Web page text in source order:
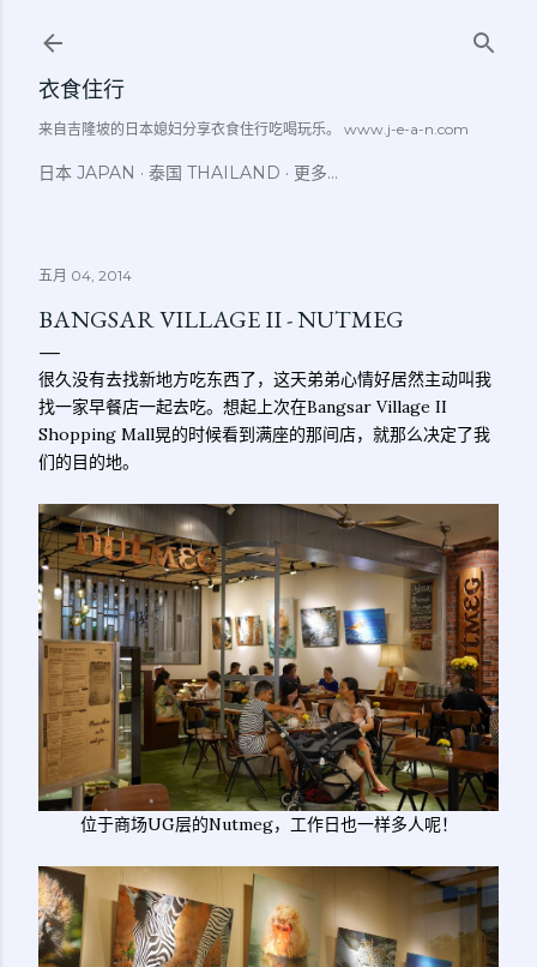
衣食住行
来自吉隆坡的日本媳妇分享衣食住行吃喝玩乐。 www.j-e-a-n.com
日本 JAPAN 泰国 THAILAND 更多…
五月 04, 2014
BANGSAR VILLAGE II - NUTMEG
很久没有去找新地方吃东西了，这天弟弟心情好居然主动叫我
找一家早餐店一起去吃。想起上次在Bangsar Village II
Shopping Mall晃的时候看到满座的那间店，就那么决定了我
们的目的地。
位于商场UG层的Nutmeg，工作日也一样多人呢！